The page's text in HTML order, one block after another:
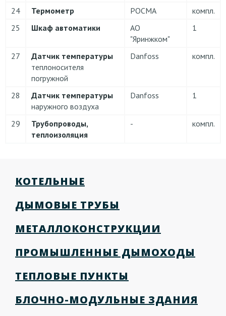
24 Термометр РОСМА
компл.
25
Шкаф автоматики
АО
"Яринжком"
1
27
Датчик температуры
теплоносителя
погружной
Danfoss компл.
28
Датчик температуры
наружного воздуха
Danfoss 1
29
Трубопроводы,
теплоизоляция
- компл.
КОТЕЛЬНЫЕ
ДЫМОВЫЕ ТРУБЫ
МЕТАЛЛОКОНСТРУКЦИИ
ПРОМЫШЛЕННЫЕ ДЫМОХОДЫ
ТЕПЛОВЫЕ ПУНКТЫ
БЛОЧНО-МОДУЛЬНЫЕ ЗДАНИЯ